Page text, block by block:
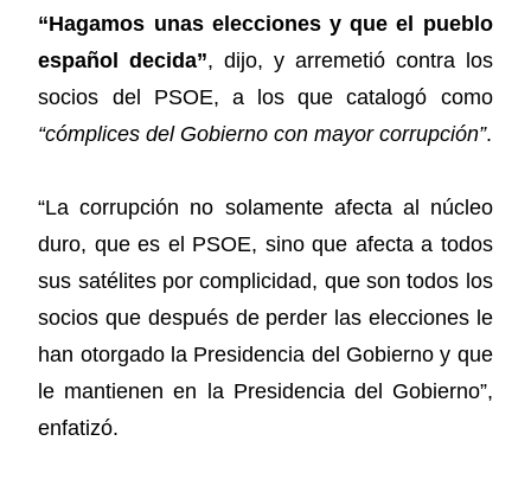
“Hagamos unas elecciones y que el pueblo
español decida”, dijo, y arremetió contra los
socios del PSOE, a los que catalogó como
“cómplices del Gobierno con mayor corrupción”.
“La corrupción no solamente afecta al núcleo
duro, que es el PSOE, sino que afecta a todos
sus satélites por complicidad, que son todos los
socios que después de perder las elecciones le
han otorgado la Presidencia del Gobierno y que
le mantienen en la Presidencia del Gobierno”,
enfatizó.